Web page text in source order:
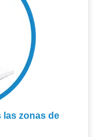
las zonas de